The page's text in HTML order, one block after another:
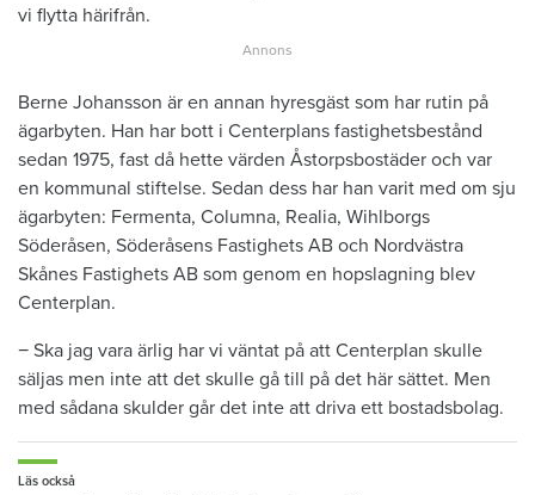
vi flytta härifrån.
Berne Johansson är en annan hyresgäst som har rutin på
ägarbyten. Han har bott i Centerplans fastighetsbestånd
sedan 1975, fast då hette värden Åstorpsbostäder och var
en kommunal stiftelse. Sedan dess har han varit med om sju
ägarbyten: Fermenta, Columna, Realia, Wihlborgs
Söderåsen, Söderåsens Fastighets AB och Nordvästra
Skånes Fastighets AB som genom en hopslagning blev
Centerplan.
− Ska jag vara ärlig har vi väntat på att Centerplan skulle
säljas men inte att det skulle gå till på det här sättet. Men
med sådana skulder går det inte att driva ett bostadsbolag.
Läs också